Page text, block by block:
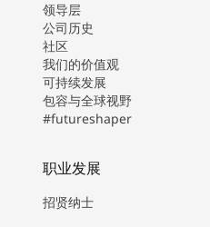
领导层
公司历史
社区
我们的价值观
可持续发展
包容与全球视野
#futureshaper
职业发展
招贤纳士